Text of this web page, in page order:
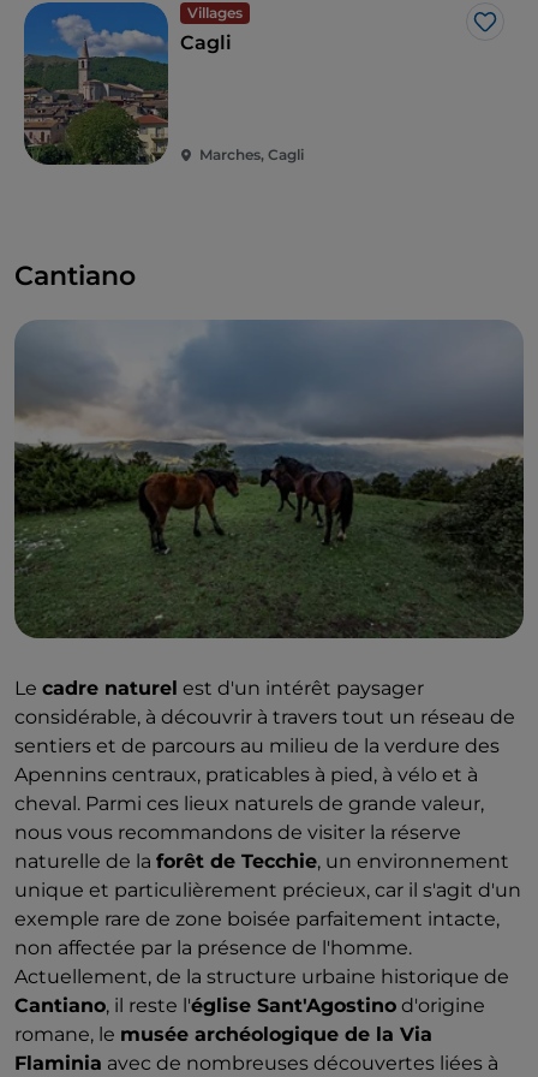
Villages
Cagli
Marches, Cagli
Cantiano
Le cadre naturel est d'un intérêt paysager
considérable, à découvrir à travers tout un réseau de
sentiers et de parcours au milieu de la verdure des
Apennins centraux, praticables à pied, à vélo et à
cheval. Parmi ces lieux naturels de grande valeur,
nous vous recommandons de visiter la réserve
naturelle de la forêt de Tecchie, un environnement
unique et particulièrement précieux, car il s'agit d'un
exemple rare de zone boisée parfaitement intacte,
non affectée par la présence de l'homme.
Actuellement, de la structure urbaine historique de
Cantiano, il reste l'église Sant'Agostino d'origine
romane, le musée archéologique de la Via
Flaminia avec de nombreuses découvertes liées à